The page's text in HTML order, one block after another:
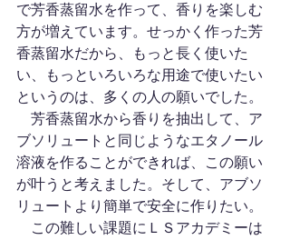
で芳香蒸留水を作って、香りを楽しむ
方が増えています。せっかく作った芳
香蒸留水だから、もっと長く使いた
い、もっといろいろな用途で使いたい
というのは、多くの人の願いでした。
芳香蒸留水から香りを抽出して、ア
ブソリュートと同じようなエタノール
溶液を作ることができれば、この願い
が叶うと考えました。そして、アブソ
リュートより簡単で安全に作りたい。
この難しい課題にＬＳアカデミーは